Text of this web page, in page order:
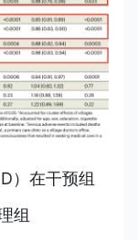
）在干预组
组